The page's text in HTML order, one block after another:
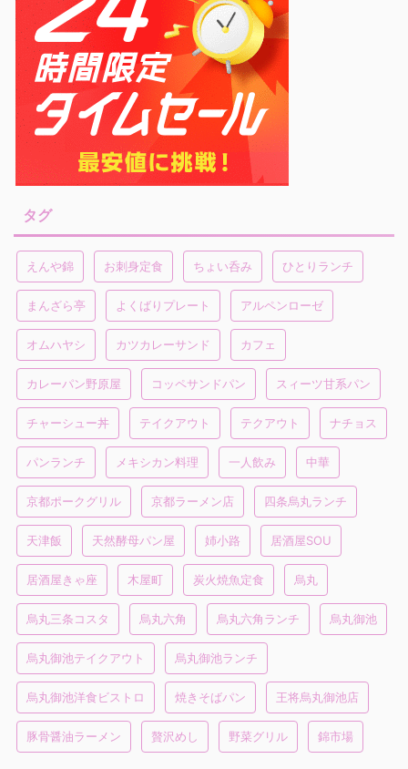
タグ
えんや錦 お刺身定食 ちょい呑み ひとりランチ
まんざら亭 よくばりプレート アルペンローゼ
オムハヤシ カツカレーサンド カフェ
カレーパン野原屋 コッペサンドパン スィーツ甘系パン
チャーシュー丼 テイクアウト テクアウト ナチョス
パンランチ メキシカン料理 一人飲み 中華
京都ポークグリル 京都ラーメン店 四条烏丸ランチ
天津飯 天然酵母パン屋 姉小路 居酒屋SOU
居酒屋きゃ座 木屋町 炭火焼魚定食 烏丸
烏丸三条コスタ 烏丸六角 烏丸六角ランチ 烏丸御池
烏丸御池テイクアウト 烏丸御池ランチ
烏丸御池洋食ビストロ 焼きそばパン 王将烏丸御池店
豚骨醤油ラーメン 贅沢めし 野菜グリル 錦市場